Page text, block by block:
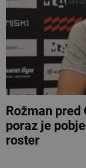
Rožman
poraz je
roster